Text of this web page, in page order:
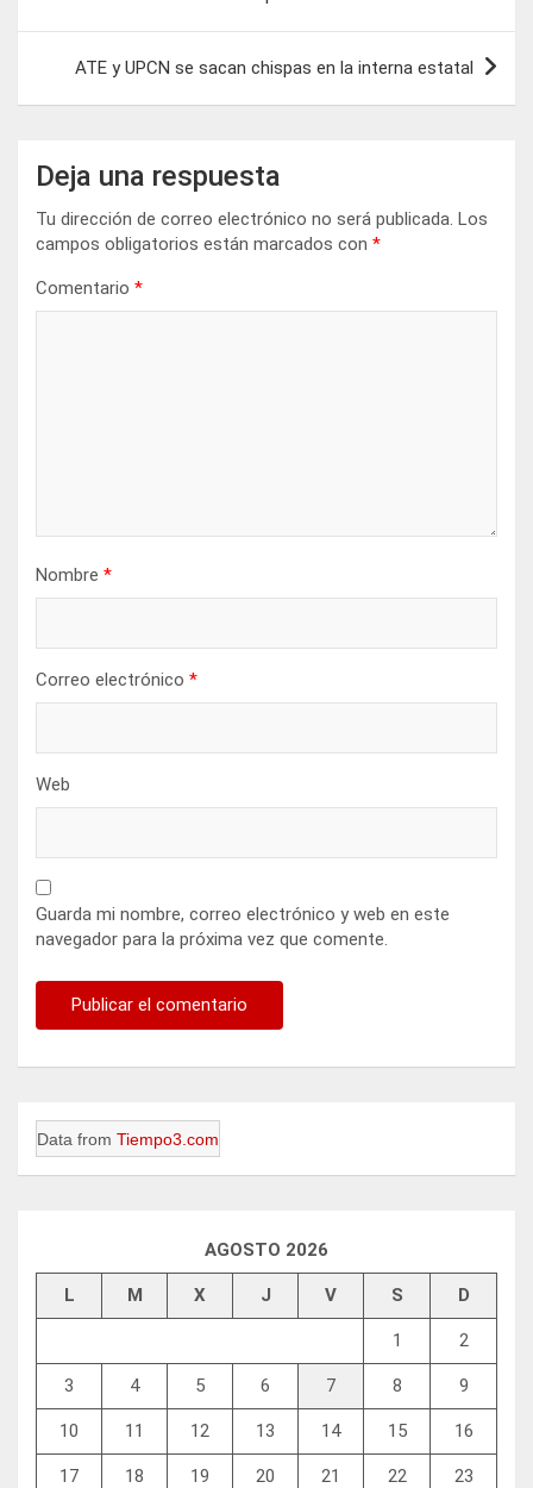
entradas
ATE y UPCN se sacan chispas en la interna estatal
Deja una respuesta
Tu dirección de correo electrónico no será publicada. Los
campos obligatorios están marcados con *
Comentario *
Nombre *
Correo electrónico *
Web
Guarda mi nombre, correo electrónico y web en este
navegador para la próxima vez que comente.
Data from Tiempo3.com
AGOSTO 2026
L M X J V S D
1 2
3 4 5 6 7 8 9
10 11 12 13 14 15 16
17 18 19 20 21 22 23